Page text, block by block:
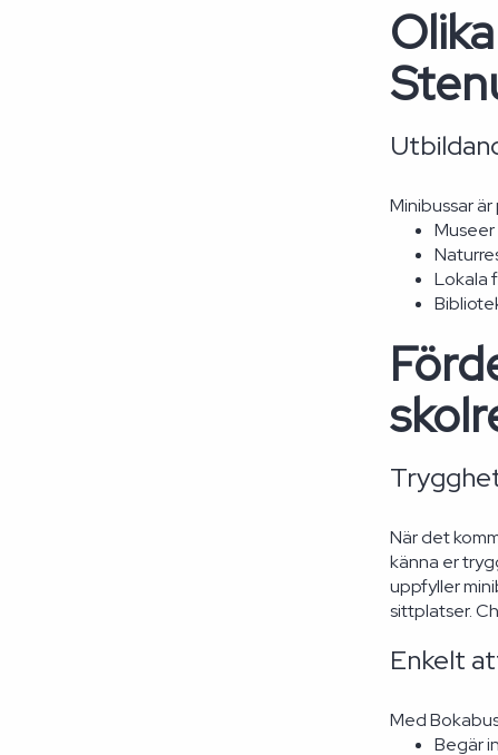
Minibussar
Lokala
När det
känna er
uppfyller
sittplatser.
Enkelt
Med
Begär